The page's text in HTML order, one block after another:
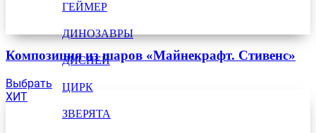
ГЕЙМЕР
ДИНОЗАВРЫ
ДИСНЕЙ
ЦИРК
ЗВЕРЯТА
Композиция из шаров «Майнекрафт. Стивенс»
Выбрать
ХИТ